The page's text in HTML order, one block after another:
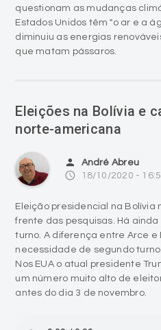
questionam as mudanças
Estados Unidos têm "o ar e a
diminuiu as energias
que matam pássaros.
Eleições na Bolívia e
norte-americana
person André Abreu
access_time 18/10/2020 -
Eleição presidencial na Bolívia
frente das pesquisas. Há
turno. A diferença entre Arce e
necessidade de segundo turno.
Nos EUA o atual presidente
um número muito alto de
antes do dia 3 de novembro.